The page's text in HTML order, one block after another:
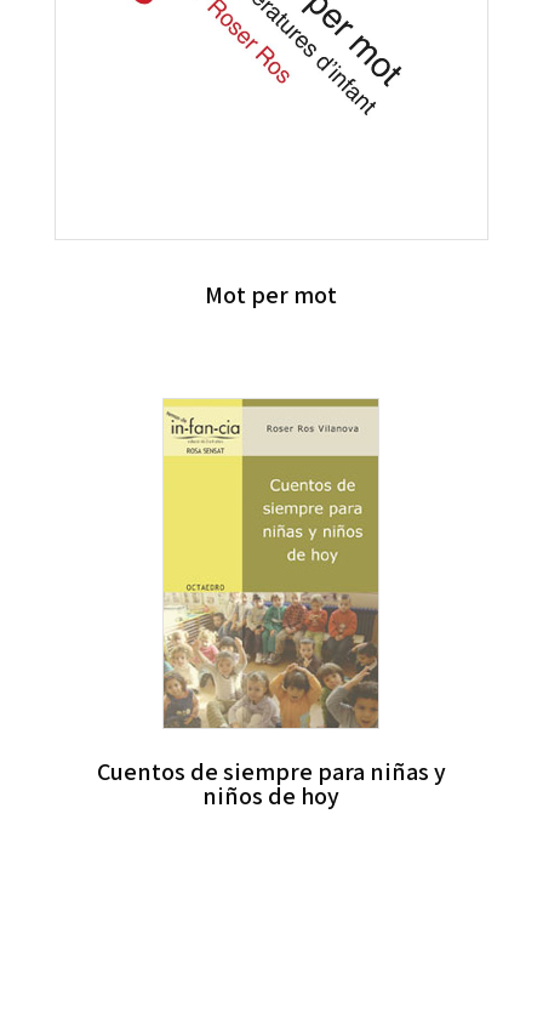
Mot per mot
Cuentos de siempre para niñas y
niños de hoy